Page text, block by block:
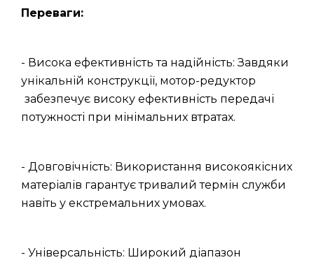
Переваги:
- Висока ефективність та надійність: Завдяки
унікальній конструкції, мотор-редуктор
забезпечує високу ефективність передачі
потужності при мінімальних втратах.
- Довговічність: Використання високоякісних
матеріалів гарантує тривалий термін служби
навіть у екстремальних умовах.
- Універсальність: Широкий діапазон